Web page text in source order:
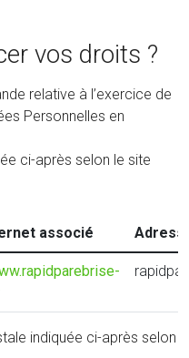
vos droits ?
relative à l’exercice de
Personnelles en
ci-après selon le site
associé
indiquée ci-après selon